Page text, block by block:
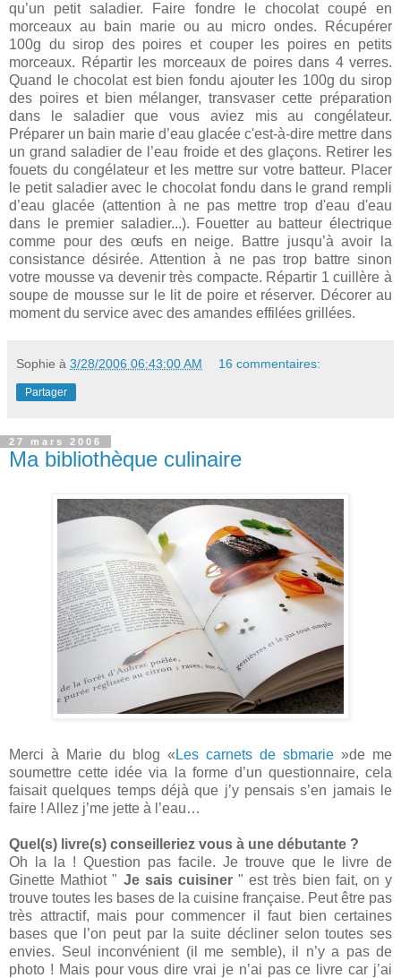
qu’un petit saladier. Faire fondre le chocolat coupé en
morceaux au bain marie ou au micro ondes. Récupérer
100g du sirop des poires et couper les poires en petits
morceaux. Répartir les morceaux de poires dans 4 verres.
Quand le chocolat est bien fondu ajouter les 100g du sirop
des poires et bien mélanger, transvaser cette préparation
dans le saladier que vous aviez mis au congélateur.
Préparer un bain marie d’eau glacée c'est-à-dire mettre dans
un grand saladier de l’eau froide et des glaçons. Retirer les
fouets du congélateur et les mettre sur votre batteur. Placer
le petit saladier avec le chocolat fondu dans le grand rempli
d’eau glacée (attention à ne pas mettre trop d'eau d'eau
dans le premier saladier...). Fouetter au batteur électrique
comme pour des œufs en neige. Battre jusqu’à avoir la
consistance désirée. Attention à ne pas trop battre sinon
votre mousse va devenir très compacte. Répartir 1 cuillère à
soupe de mousse sur le lit de poire et réserver. Décorer au
moment du service avec des amandes effilées grillées.
Sophie à 3/28/2006 06:43:00 AM 16 commentaires:
Partager
27 mars 2006
Ma bibliothèque culinaire
Merci à Marie du blog « Les carnets de sbmarie »de me
soumettre cette idée via la forme d’un questionnaire, cela
faisait quelques temps déjà que j’y pensais s’en jamais le
faire ! Allez j’me jette à l’eau…
Quel(s) livre(s) conseilleriez vous à une débutante ?
Oh la la ! Question pas facile. Je trouve que le livre de
Ginette Mathiot " Je sais cuisiner" est très bien fait, on y
trouve toutes les bases de la cuisine française. Peut être pas
très attractif, mais pour commencer il faut bien certaines
bases que l’on peut par la suite décliner selon toutes ses
envies. Seul inconvénient (il me semble), il n’y a pas de
photo ! Mais pour vous dire vrai je n’ai pas ce livre car j’ai